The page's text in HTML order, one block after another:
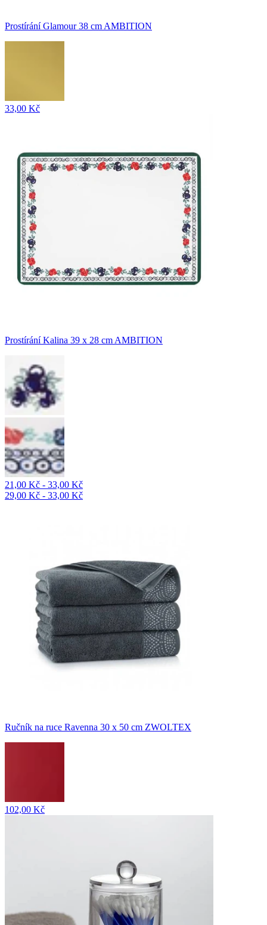
Prostírání Glamour 38 cm AMBITION
33,00 Kč
Prostírání Kalina 39 x 28 cm AMBITION
21,00 Kč - 33,00 Kč
29,00 Kč - 33,00 Kč
Ručník na ruce Ravenna 30 x 50 cm ZWOLTEX
102,00 Kč